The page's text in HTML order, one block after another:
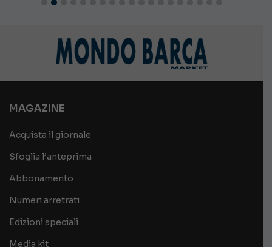
MAGAZINE
Acquista il giornale
Sfoglia l’anteprima
Abbonamento
Numeri arretrati
Edizioni speciali
Media kit